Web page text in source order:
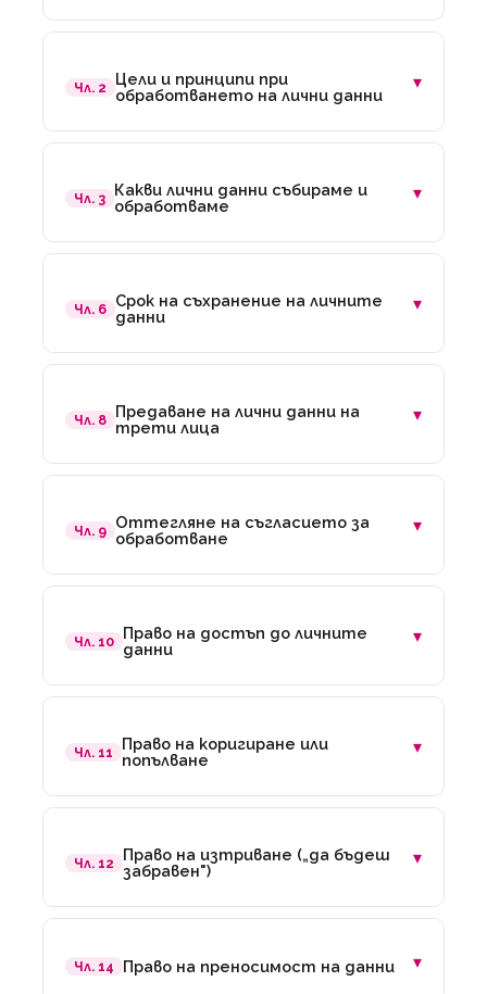
Чл. 2
Цели и принципи при
обработването на лични данни
▾
Чл. 3 Какви лични данни събираме и
обработваме
▾
Чл. 6 Срок на съхранение на личните
данни
▾
Чл. 8 Предаване на лични данни на
трети лица
▾
Чл. 9 Оттегляне на съгласието за
обработване
▾
Чл. 10 Право на достъп до личните
данни
▾
Чл. 11
Право на коригиране или
попълване
▾
Чл. 12
Право на изтриване („да бъдеш
забравен")
▾
Чл. 14 Право на преносимост на данни ▾